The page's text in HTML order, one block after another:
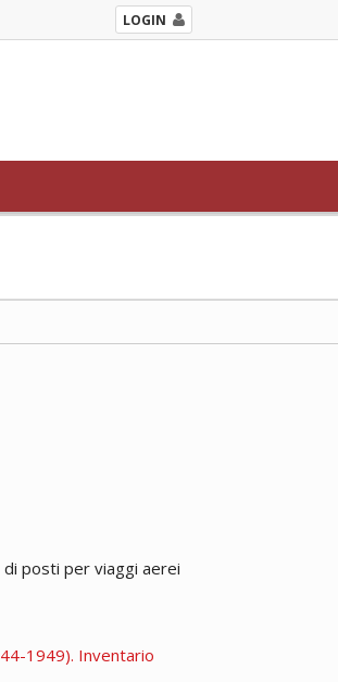
LOGIN
posti per viaggi aerei
1949). Inventario